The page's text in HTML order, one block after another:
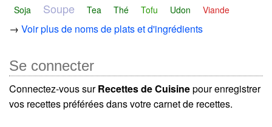
Soja Soupe Tea Thé Tofu Udon Viande
→ Voir plus de noms de plats et d'ingrédients
Se connecter
Connectez-vous surRecettes de Cuisinepour enregistrer
vos recettes préférées dans votre carnet de recettes.